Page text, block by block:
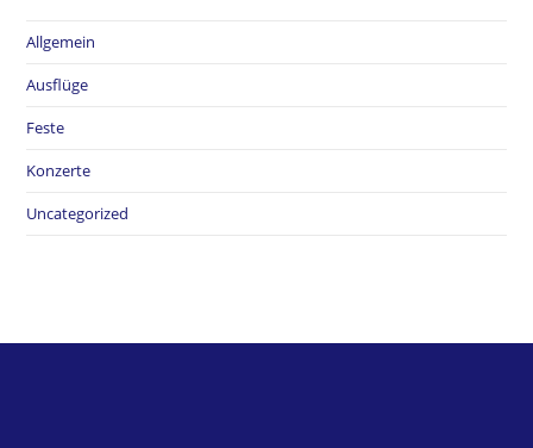
Allgemein
Ausflüge
Feste
Konzerte
Uncategorized